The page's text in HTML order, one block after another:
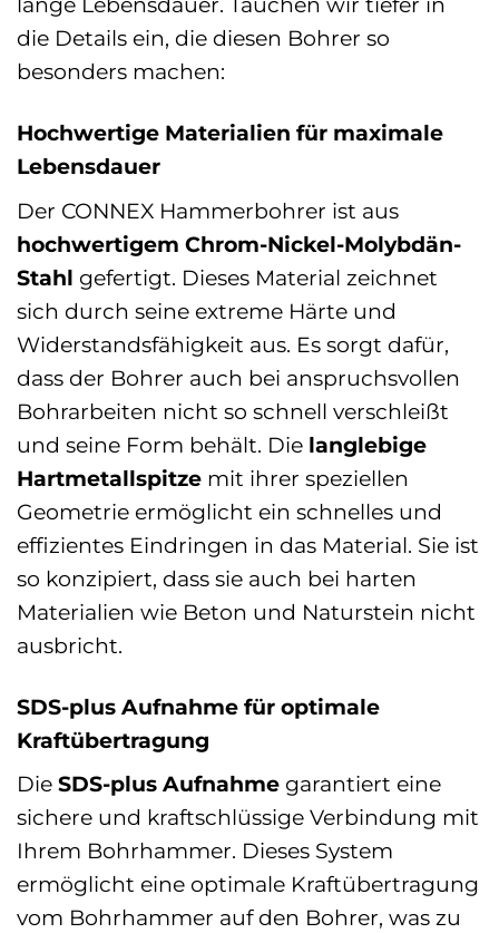
die Details ein, die diesen Bohrer so
besonders machen:
Hochwertige Materialien für maximale
Lebensdauer
Der CONNEX Hammerbohrer ist aus
hochwertigem Chrom-Nickel-Molybdän-
Stahl gefertigt. Dieses Material zeichnet
sich durch seine extreme Härte und
Widerstandsfähigkeit aus. Es sorgt dafür,
dass der Bohrer auch bei anspruchsvollen
Bohrarbeiten nicht so schnell verschleißt
und seine Form behält. Die langlebige
Hartmetallspitze mit ihrer speziellen
Geometrie ermöglicht ein schnelles und
effizientes Eindringen in das Material. Sie ist
so konzipiert, dass sie auch bei harten
Materialien wie Beton und Naturstein nicht
ausbricht.
SDS-plus Aufnahme für optimale
Kraftübertragung
Die SDS-plus Aufnahme garantiert eine
sichere und kraftschlüssige Verbindung mit
Ihrem Bohrhammer. Dieses System
ermöglicht eine optimale Kraftübertragung
vom Bohrhammer auf den Bohrer, was zu